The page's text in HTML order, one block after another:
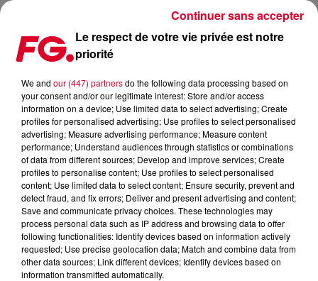
DANCE ONE MAINSTAGE : POLAR BEARS
Le respect de votre vie privée est notre
priorité
We and our (447) partnersdo the following data processing based on
your consent and/or our legitimate interest: Store and/or access
information on a device; Use limited data to select advertising; Create
profiles for personalised advertising; Use profiles to select personalised
advertising; Measure advertising performance; Measure content
performance; Understand audiences through statistics or combinations
of data from different sources; Develop and improve services; Create
profiles to personalise content; Use profiles to select personalised
content; Use limited data to select content; Ensure security, prevent and
detect fraud, and fix errors; Deliver and present advertising and content;
Save and communicate privacy choices. These technologies may
process personal data such as IP address and browsing data to offer
following functionalities: Identify devices based on information actively
requested; Use precise geolocation data; Match and combine data from
other data sources; Link different devices; Identify devices based on
information transmitted automatically.
Continuer sans accepter